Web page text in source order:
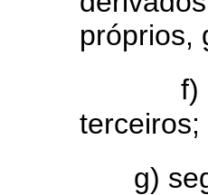
próprios,
f)
terceiros;
g)